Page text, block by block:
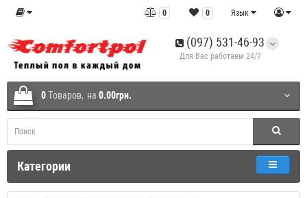
Язык
0
0
(097) 531-46-93
Для Вас работаем 24/7
0Tоваров, на 0.00грн.
Категории